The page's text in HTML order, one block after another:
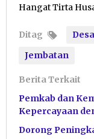
Hangat Tirta
Ditag
Jembatan
Berita Terkait
Pemkab dan
Kepercayaan
Dorong